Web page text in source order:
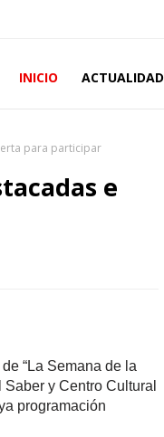
INICIO ACTUALIDAD
para participar
e
“La Semana de la
y Centro Cultural
programación